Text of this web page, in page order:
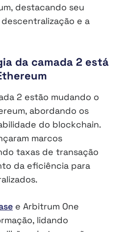
destacando seu
e a
da camada 2 está
2 estão mudando o
abordando os
do blockchain.
marcos
taxas de transação
da eficiência para
e Arbitrum One
lidando